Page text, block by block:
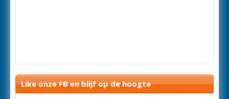
Like onze FB en blijf op de hoogte